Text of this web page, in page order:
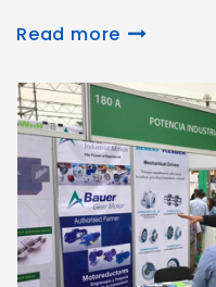
Read more